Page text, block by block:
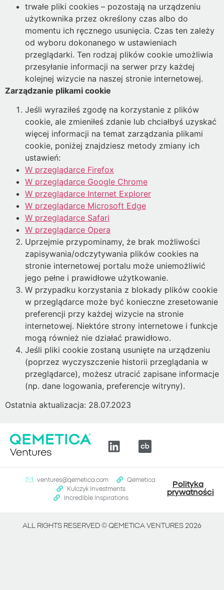
trwałe pliki cookies – pozostają na urządzeniu
użytkownika przez określony czas albo do
momentu ich ręcznego usunięcia. Czas ten zależy
od wyboru dokonanego w ustawieniach
przeglądarki. Ten rodzaj plików cookie umożliwia
przesyłanie informacji na serwer przy każdej
kolejnej wizycie na naszej stronie internetowej.
Zarządzanie plikami cookie
Jeśli wyraziłeś zgodę na korzystanie z plików
cookie, ale zmieniłeś zdanie lub chciałbyś uzyskać
więcej informacji na temat zarządzania plikami
cookie, poniżej znajdziesz metody zmiany ich
ustawień:
W przeglądarce Firefox
W przeglądarce Google Chrome
W przeglądarce Internet Explorer
W przeglądarce Microsoft Edge
W przeglądarce Safari
W przeglądarce Opera
Uprzejmie przypominamy, że brak możliwości
zapisywania/odczytywania plików cookies na
stronie internetowej portalu może uniemożliwić
jego pełne i prawidłowe użytkowanie.
W przypadku korzystania z blokady plików cookie
w przeglądarce może być konieczne zresetowanie
preferencji przy każdej wizycie na stronie
internetowej. Niektóre strony internetowe i funkcje
mogą również nie działać prawidłowo.
Jeśli pliki cookie zostaną usunięte na urządzeniu
(poprzez wyczyszczenie historii przeglądania w
przeglądarce), możesz utracić zapisane informacje
(np. dane logowania, preferencje witryny).
Ostatnia aktualizacja: 28.07.2023
ventures@qemetica.com
Qemetica
Kulczyk Investments
Incredible Inspirations
Polityka
prywatności
ALL RIGHTS RESERVED © QEMETICA VENTURES 2026